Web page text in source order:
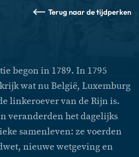
Terug naar de tijdperken
begon in 1789. In 1795
wat nu België, Luxemburg
linkeroever van de Rijn is.
veranderden het dagelijks
samenleven: ze voerden
nieuwe wetgeving en